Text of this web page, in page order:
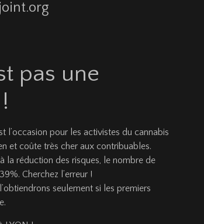
pas une
l’occasion pour les activistes du cannabis
et coûte très cher aux contribuables.
la réduction des risques, le nombre de
Cherchez l’erreur !
seulement si les premiers